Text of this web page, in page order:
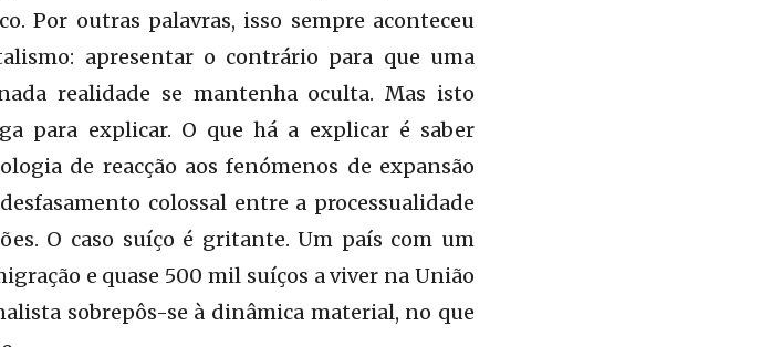
Por outras palavras, isso sempre aconteceu
apresentar o contrário para que uma
realidade se mantenha oculta. Mas isto
para explicar. O que há a explicar é saber
de reacção aos fenómenos de expansão
colossal entre a processualidade
O caso suíço é gritante. Um país com um
e quase 500 mil suíços a viver na União
sobrepôs-se à dinâmica material, no que